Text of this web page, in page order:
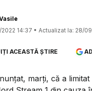
14:37 • Actualizat la: 28/
ACEASTĂ ȘTIRE
marți, că a